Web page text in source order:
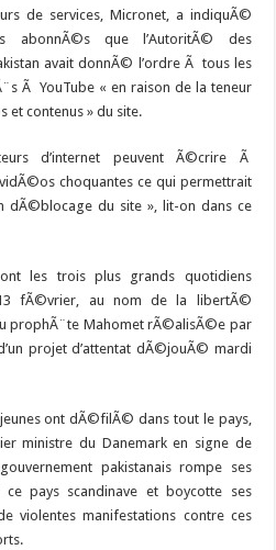
de services, Micronet, a indiquÃ©
que l’AutoritÃ© des
avait donnÃ© l’ordre Ã tous les
Ã YouTube « en raison de la teneur
contenus » du site.
d’internet peuvent Ã©crire Ã
choquantes ce qui permettrait
dÃ©blocage du site », lit-on dans ce
les trois plus grands quotidiens
fÃ©vrier, au nom de la libertÃ©
prophÃ¨te Mahomet rÃ©alisÃ©e par
projet d’attentat dÃ©jouÃ© mardi
jeunes ont dÃ©filÃ© dans tout le pays,
ministre du Danemark en signe de
pakistanais rompe ses
ce pays scandinave et boycotte ses
violentes manifestations contre ces